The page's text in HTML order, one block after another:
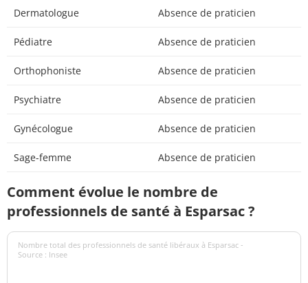
Dermatologue Absence de praticien
Pédiatre Absence de praticien
Orthophoniste Absence de praticien
Psychiatre Absence de praticien
Gynécologue Absence de praticien
Sage-femme Absence de praticien
Comment évolue le nombre de
professionnels de santé à Esparsac ?
Nombre total des professionnels de santé libéraux à Esparsac -
Source : Insee